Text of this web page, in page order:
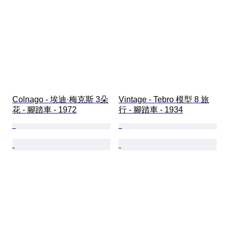
Colnago - 埃迪·梅克斯 3朵
花 - 腳踏車 - 1972
Vintage - Tebro 模型 8 旅
行 - 腳踏車 - 1934